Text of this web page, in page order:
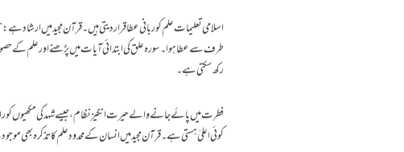
طرف سے عطا ہوا۔ سورہ علق کی ابتدائی آیات میں پڑھنے اور علم کے
رکھ سکتی ہے۔
کوئی اعلیٰ ہستی ہے۔ قرآن مجید میں انسان کے محدود علم کا تذکرہ بھی